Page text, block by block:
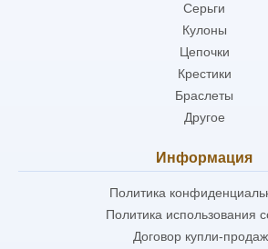
Серьги
Кулоны
Цепочки
Крестики
Браслеты
Другое
Информация
Политика
Политика использования
Договор купли-